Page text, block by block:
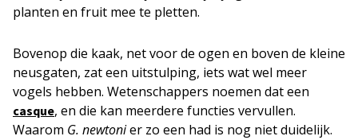
planten en fruit mee te pletten.
Bovenop die kaak, net voor de ogen en boven de kleine
neusgaten, zat een uitstulping, iets wat wel meer
vogels hebben. Wetenschappers noemen dat een
casque, en die kan meerdere functies vervullen.
Waarom G. newtonier zo een had is nog niet duidelijk.